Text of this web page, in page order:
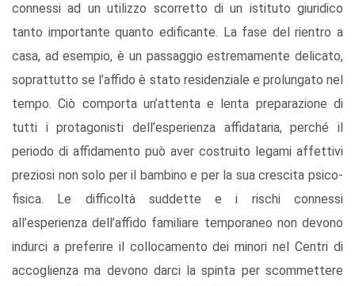
connessi ad un utilizzo scorretto di un istituto giuridico
tanto importante quanto edificante. La fase del rientro a
casa, ad esempio, è un passaggio estremamente delicato,
soprattutto se l’affido è stato residenziale e prolungato nel
tempo. Ciò comporta un’attenta e lenta preparazione di
tutti i protagonisti dell’esperienza affidataria, perché il
periodo di affidamento può aver costruito legami affettivi
preziosi non solo per il bambino e per la sua crescita psico-
fisica. Le difficoltà suddette e i rischi connessi
all’esperienza dell’affido familiare temporaneo non devono
indurci a preferire il collocamento dei minori nel Centri di
accoglienza ma devono darci la spinta per scommettere